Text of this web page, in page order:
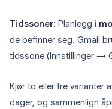
Tidssoner: Planlegg i
de befinner seg. Gmail
tidssone (Innstillinger →
Kjør to eller tre varianter
dager, og sammenlign